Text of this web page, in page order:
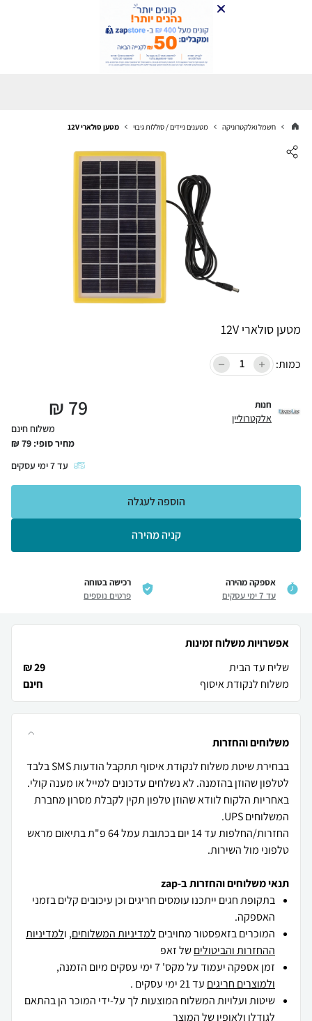
חשמל ואלקטרוניקה מטענים ניידים / סוללות גיבוי מטען סולארי 12V
מטען סולארי 12V
כמות:
חנות
אלקטרוליין 79
₪
משלוח חינם
מחיר סופי: 79
₪
עד7ימי עסקים
קניה מהירה
הוספה לעגלה
אספקה מהירה
עד 7 ימי עסקים
רכישה בטוחה
פרטים נוספים
אפשרויות משלוח זמינות
שליח עד הבית
29 ₪
משלוח לנקודת איסוף
חינם
משלוחים והחזרות
בבחירת שיטת משלוח לנקודת איסוף תתקבל הודעות SMS בלבד
באחריות הלקוח לוודא שהוזן טלפון תקין לקבלת מסרון מחברת
החזרות/החלפות עד 14 יום בכתובת עמל 64 פ"ת בתיאום מראש
טלפוני מול השירות.
תנאי משלוחים והחזרות ב-zap
בתקופת חגים ייתכנו עומסים חריגים וכן עיכובים קלים בזמני
האספקה.
המוכרים בזאפסטור מחויבים למדיניות המשלוחים, ולמדיניות
ההחזרות והביטוליםשל זאפ
זמן אספקה יעמוד על מקס' 7 ימי עסקים מיום הזמנה,
ולמוצרים חריגים עד 21 ימי עסקים .
שיטות ועלויות המשלוח המוצעות לך על-ידי המוכר הן בהתאם
לגודלו ולאופיו של המוצר